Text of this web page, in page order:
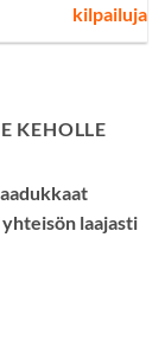
kilpailuja
KEHOLLE
laajasti